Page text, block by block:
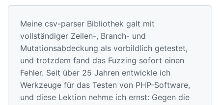
Meine csv-parser Bibliothek galt mit
vollständiger Zeilen-, Branch- und
Mutationsabdeckung als vorbildlich getestet,
und trotzdem fand das Fuzzing sofort einen
Fehler. Seit über 25 Jahren entwickle ich
Werkzeuge für das Testen von PHP-Software,
und diese Lektion nehme ich ernst: Gegen die